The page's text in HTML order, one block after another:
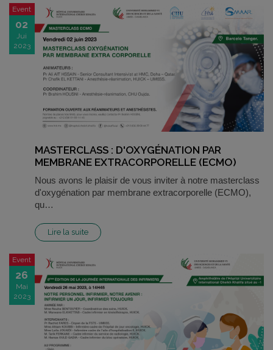
Event
02
Jui
2023
MASTERCLASS : D'OXYGÉNATION PAR
MEMBRANE EXTRACORPORELLE (ECMO)
Nous avons le plaisir de vous inviter à notre masterclass
d'oxygénation par membrane extracorporelle (ECMO),
qu…
Lire la suite
Event
26
Mai
2023